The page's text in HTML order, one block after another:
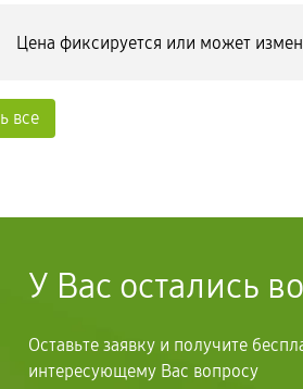
Цена фиксируется или может
все
У Вас остались
Оставьте заявку и получите
интересующему Вас вопросу